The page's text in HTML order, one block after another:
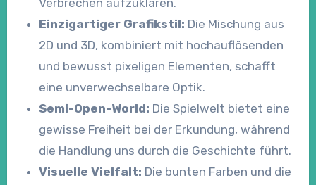
Verbrechen aufzuklären.
Einzigartiger Grafikstil: Die Mischung aus
2D und 3D, kombiniert mit hochauflösenden
und bewusst pixeligen Elementen, schafft
eine unverwechselbare Optik.
Semi-Open-World: Die Spielwelt bietet eine
gewisse Freiheit bei der Erkundung, während
die Handlung uns durch die Geschichte führt.
Visuelle Vielfalt: Die bunten Farben und die